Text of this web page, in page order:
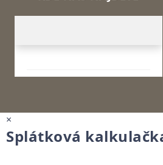
×
Splátková